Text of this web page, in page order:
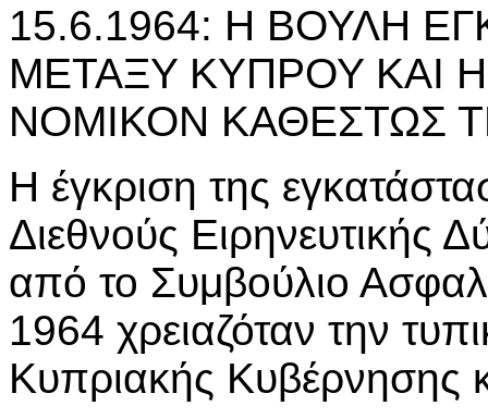
15.6.1964: Η ΒΟΥΛΗ
ΜΕΤΑΞΥ ΚΥΠΡΟΥ ΚΑΙ
ΝΟΜΙΚΟΝ ΚΑΘΕΣΤΩΣ
Η έγκριση της
Διεθνούς
από το Συμβούλιο
1964 χρειαζόταν την
Κυπριακής Κυβέρνησης